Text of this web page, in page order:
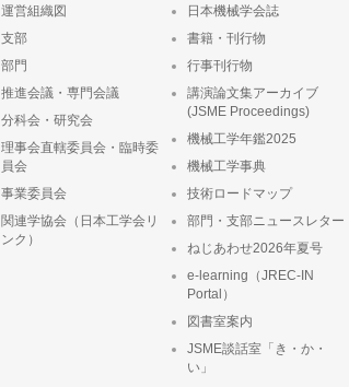
運営組織図
支部
部門
推進会議・専門会議
分科会・研究会
理事会直轄委員会・臨時委
員会
事業委員会
関連学協会（日本工学会リ
ンク）
日本機械学会誌
書籍・刊行物
行事刊行物
講演論文集アーカイブ
(JSME Proceedings)
機械工学年鑑2025
機械工学事典
技術ロードマップ
部門・支部ニュースレター
ねじあわせ2026年夏号
e-learning（JREC-IN
Portal）
図書室案内
JSME談話室「き・か・
い」